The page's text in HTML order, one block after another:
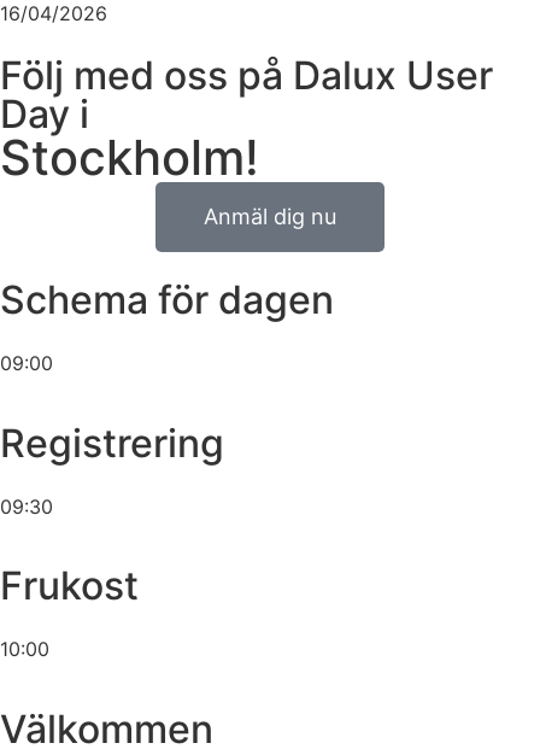
16/04/2026
Följ med oss på Dalux User
Day i
Stockholm!
Anmäl dig nu
Schema för dagen
09:00
Registrering
09:30
Frukost
10:00
Välkommen